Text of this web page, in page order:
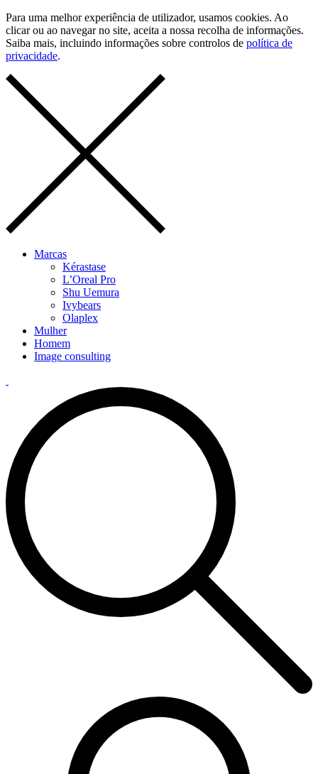
Para uma melhor experiência de utilizador, usamos cookies. Ao
clicar ou ao navegar no site, aceita a nossa recolha de informações.
Saiba mais, incluindo informações sobre controlos de política de
privacidade.
Marcas
Kérastase
L’Oreal Pro
Shu Uemura
Ivybears
Olaplex
Mulher
Homem
Image consulting